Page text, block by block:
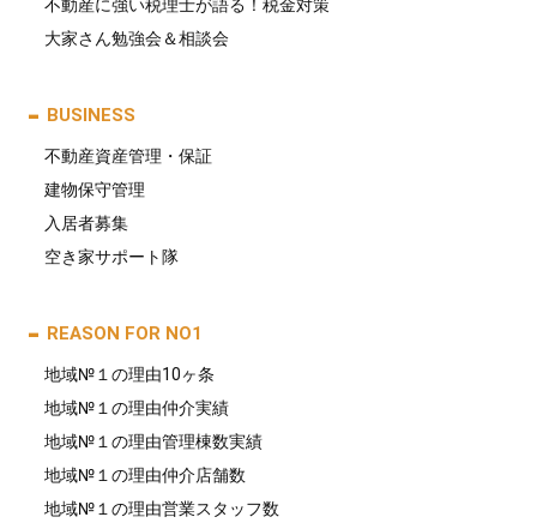
不動産に強い税理士が語る！税金対策
大家さん勉強会＆相談会
BUSINESS
不動産資産管理・保証
建物保守管理
入居者募集
空き家サポート隊
REASON FOR NO1
地域№１の理由10ヶ条
地域№１の理由仲介実績
地域№１の理由管理棟数実績
地域№１の理由仲介店舗数
地域№１の理由営業スタッフ数